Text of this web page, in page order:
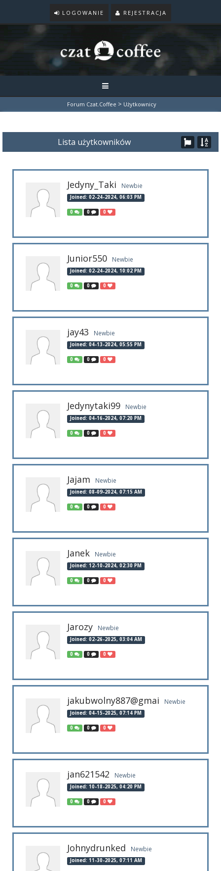
LOGOWANIE REJESTRACJA
Forum Czat.Coffee > Użytkownicy
Lista użytkowników
Jedyny_Taki Newbie
Joined: 02-24-2024, 06:03 PM
0 0 0
Junior550 Newbie
Joined: 02-24-2024, 10:02 PM
0 0 0
jay43 Newbie
Joined: 04-13-2024, 05:55 PM
0 0 0
Jedynytaki99 Newbie
Joined: 04-16-2024, 07:20 PM
0 0 0
Jajam Newbie
Joined: 08-09-2024, 07:15 AM
0 0 0
Janek Newbie
Joined: 12-10-2024, 02:30 PM
0 0 0
Jarozy Newbie
Joined: 02-26-2025, 03:04 AM
0 0 0
jakubwolny887@gmai Newbie
Joined: 04-15-2025, 07:14 PM
0 0 0
jan621542 Newbie
Joined: 10-18-2025, 04:20 PM
0 0 0
Johnydrunked Newbie
Joined: 11-30-2025, 07:11 AM